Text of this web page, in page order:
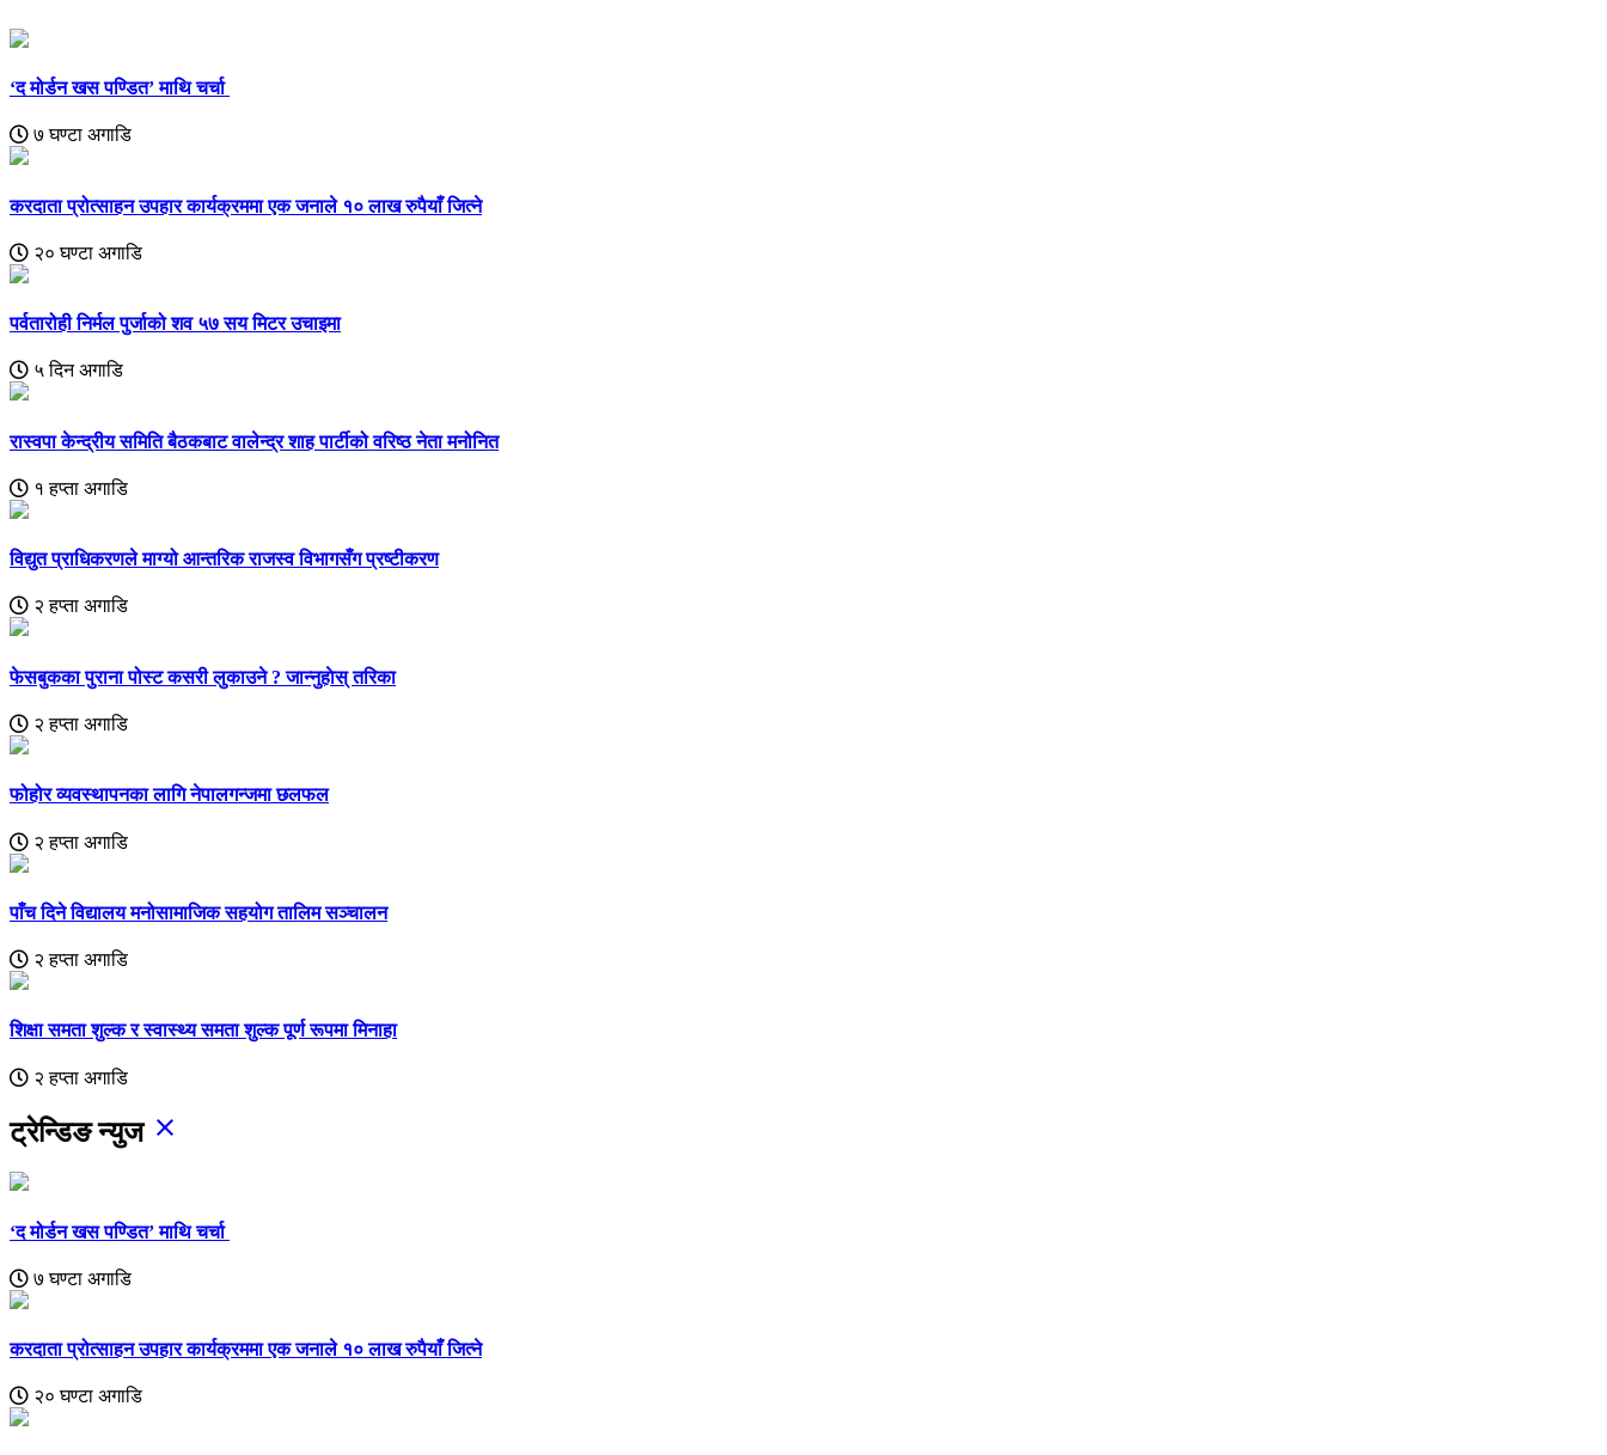
‘द मोर्डन खस पण्डित’ माथि चर्चा
७ घण्टा अगाडि
करदाता प्रोत्साहन उपहार कार्यक्रममा एक जनाले १० लाख रुपैयाँ जित्ने
२० घण्टा अगाडि
पर्वतारोही निर्मल पुर्जाको शव ५७ सय मिटर उचाइमा
५ दिन अगाडि
रास्वपा केन्द्रीय समिति बैठकबाट वालेन्द्र शाह पार्टीको वरिष्ठ नेता मनोनित
१ हप्ता अगाडि
विद्युत प्राधिकरणले माग्यो आन्तरिक राजस्व विभागसँग प्रष्टीकरण
२ हप्ता अगाडि
फेसबुकका पुराना पोस्ट कसरी लुकाउने ? जान्नुहाेस् तरिका
२ हप्ता अगाडि
फोहोर व्यवस्थापनका लागि नेपालगन्जमा छलफल
२ हप्ता अगाडि
पाँच दिने विद्यालय मनोसामाजिक सहयोग तालिम सञ्चालन
२ हप्ता अगाडि
शिक्षा समता शुल्क र स्वास्थ्य समता शुल्क पूर्ण रूपमा मिनाहा
२ हप्ता अगाडि
ट्रेन्डिङ न्युज close
‘द मोर्डन खस पण्डित’ माथि चर्चा
७ घण्टा अगाडि
करदाता प्रोत्साहन उपहार कार्यक्रममा एक जनाले १० लाख रुपैयाँ जित्ने
२० घण्टा अगाडि